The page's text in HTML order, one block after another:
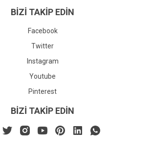
BİZİ TAKİP EDİN
Facebook
Twitter
Instagram
Youtube
Pinterest
BİZİ TAKİP EDİN